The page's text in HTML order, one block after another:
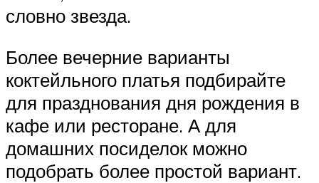
словно звезда.
Более вечерние варианты
коктейльного платья подбирайте
для празднования дня рождения в
кафе или ресторане. А для
домашних посиделок можно
подобрать более простой вариант.